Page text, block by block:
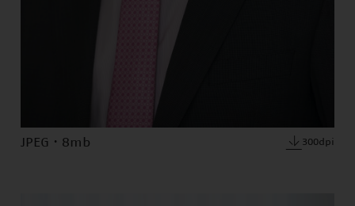
JPEG · 8mb 300dpi